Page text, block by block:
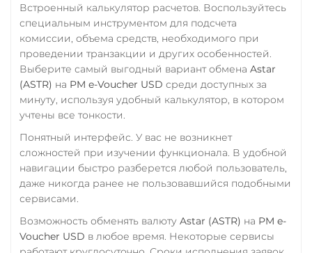
Встроенный калькулятор расчетов. Воспользуйтесь
специальным инструментом для подсчета
комиссии, объема средств, необходимого при
проведении транзакции и других особенностей.
Выберите самый выгодный вариант обмена Astar
(ASTR) на PM e-Voucher USD среди доступных за
минуту, используя удобный калькулятор, в котором
учтены все тонкости.
Понятный интерфейс. У вас не возникнет
сложностей при изучении функционала. В удобной
навигации быстро разберется любой пользователь,
даже никогда ранее не пользовавшийся подобными
сервисами.
Возможность обменять валюту Astar (ASTR) на PM e-
Voucher USD в любое время. Некоторые сервисы